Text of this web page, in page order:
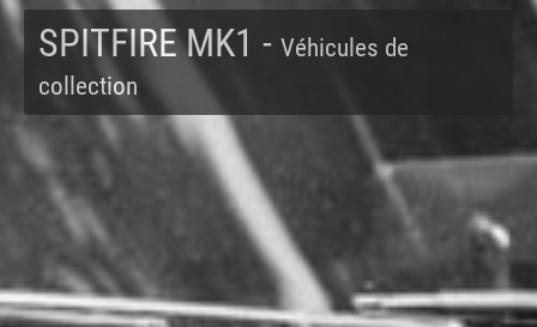
SPITFIRE MK1 - Véhicules de
collection